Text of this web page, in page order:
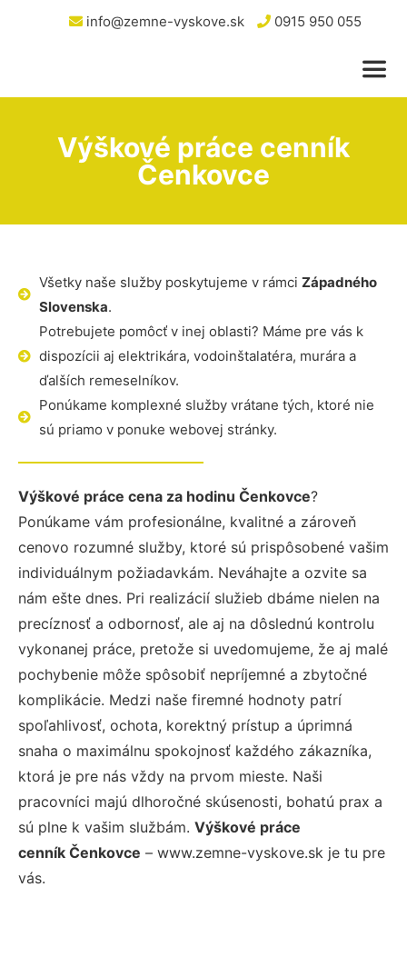
info@zemne-vyskove.sk 0915 950 055
Výškové práce cenník
Čenkovce
Všetky naše služby poskytujeme v rámci Západného
Slovenska.
Potrebujete pomôcť v inej oblasti? Máme pre vás k
dispozícii aj elektrikára, vodoinštalatéra, murára a
ďalších remeselníkov.
Ponúkame komplexné služby vrátane tých, ktoré nie
sú priamo v ponuke webovej stránky.
Výškové práce cena za hodinu Čenkovce?
Ponúkame vám profesionálne, kvalitné a zároveň
cenovo rozumné služby, ktoré sú prispôsobené vašim
individuálnym požiadavkám. Neváhajte a ozvite sa
nám ešte dnes. Pri realizácií služieb dbáme nielen na
precíznosť a odbornosť, ale aj na dôslednú kontrolu
vykonanej práce, pretože si uvedomujeme, že aj malé
pochybenie môže spôsobiť nepríjemné a zbytočné
komplikácie. Medzi naše firemné hodnoty patrí
spoľahlivosť, ochota, korektný prístup a úprimná
snaha o maximálnu spokojnosť každého zákazníka,
ktorá je pre nás vždy na prvom mieste. Naši
pracovníci majú dlhoročné skúsenosti, bohatú prax a
sú plne k vašim službám. Výškové práce
cenník Čenkovce – www.zemne-vyskove.sk je tu pre
vás.